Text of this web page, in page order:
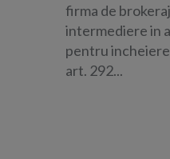
firma de
intermediere in
pentru
art. 292...